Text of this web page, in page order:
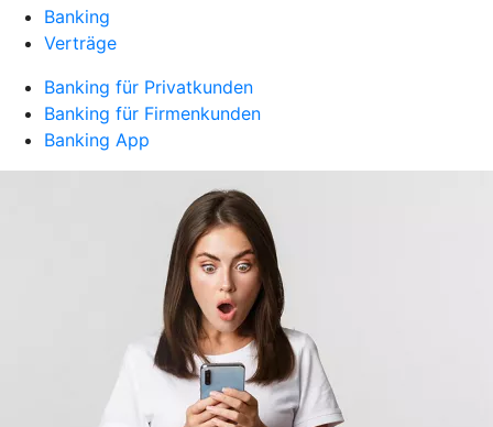
Banking
Verträge
Banking für Privatkunden
Banking für Firmenkunden
Banking App